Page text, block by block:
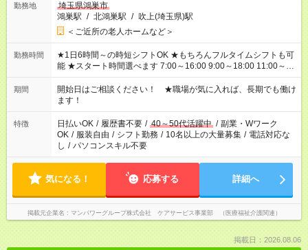
勤務地
埼玉県鴻巣市
鴻巣駅 / 北鴻巣駅 / 吹上(埼玉県)駅
＜ご近所の老人ホームなど＞
勤務時間
★1日6時間～の時短シフトOK ★もちろんフルタイムシフトも可
能 ★スタート時間選べます 7:00～16:00 9:00～18:00 11:00～
20:00 など 残業なし！ ※Wワークの場合、他のお仕事と合わせ
週40時間超の就業はご案内できません ※法令に基づき、週20時
間以上勤務は社会保険への加入対象となります ※労働者派遣法
（日雇い派遣の原則禁止）により、短時間・短期間の就業はご
案内が難しい場合があります
期間
開始日はご相談ください！ ★職場が気に入れば、長期でも働け
ます！
特徴 日払いOK / 履歴書不要 / 40～50代活躍中 / 副業・Wワーク
OK / 服装自由 / シフト勤務 / 10名以上の大量募集 / 電話対応な
し / パソコンスキル不要
気になる！ 応募する 詳細へ
掲載元企業名 マンパワーグループ株式会社 ケアサービス事業部 （医療福祉介護関連）
掲載日：2026.08.06